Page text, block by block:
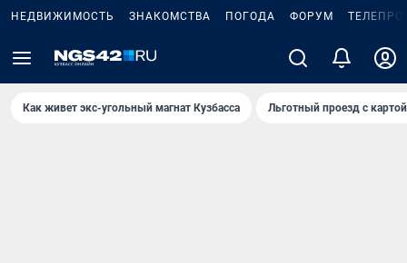
НЕДВИЖИМОСТЬ ЗНАКОМСТВА ПОГОДА ФОРУМ
Как живет экс-угольный магнат Кузбасса Льготный проезд с